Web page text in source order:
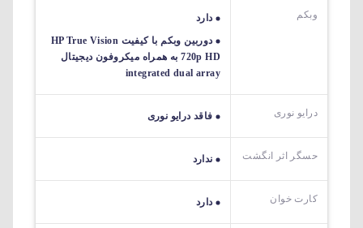
وبکم
دارد
دوربین وبکم با کیفیت HP True Vision
720p HD به همراه میکروفون دیجیتال
integrated dual array
درایو نوری فاقد درایو نوری
حسگر اثر انگشت ندارد
کارت خوان دارد